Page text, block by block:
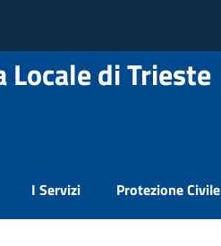
Locale di Trieste
I Servizi Protezione Civile